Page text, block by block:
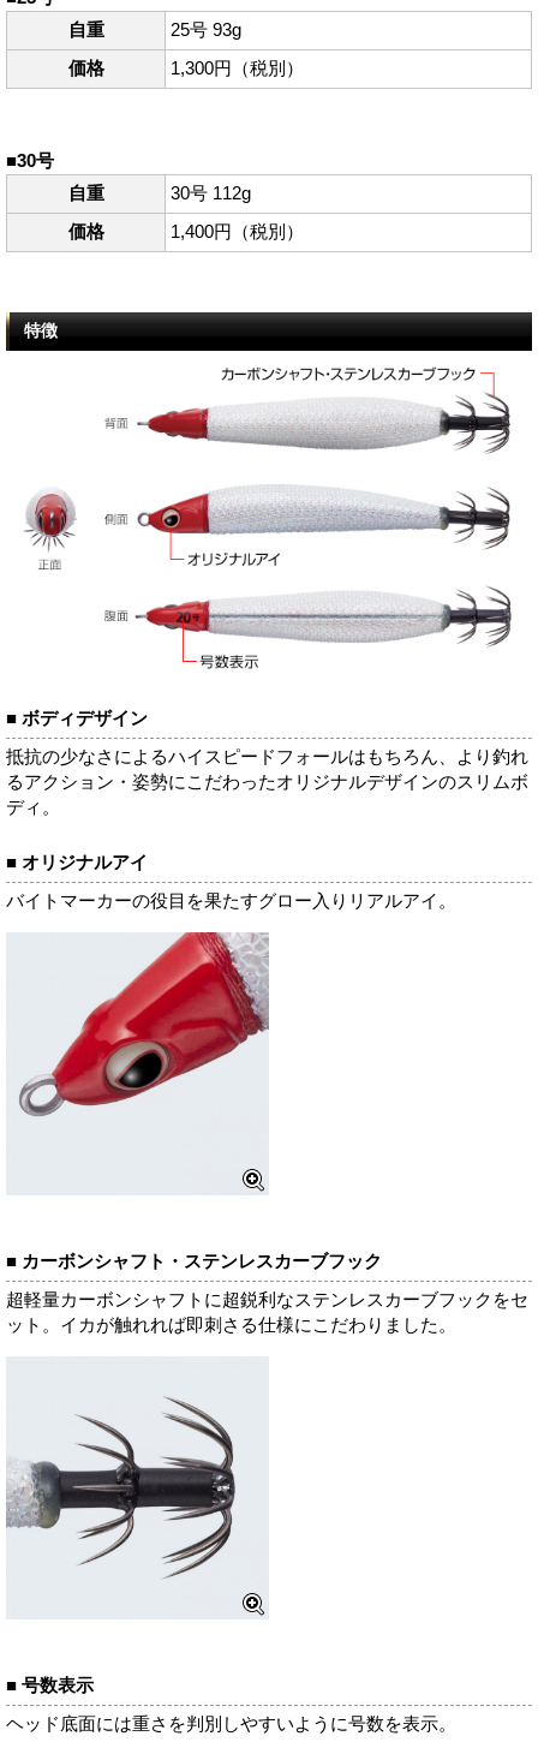
自重
25号 93g
価格
1,300円（税別）
■30号
自重
30号 112g
価格
1,400円（税別）
特徴
■ ボディデザイン
抵抗の少なさによるハイスピードフォールはもちろん、より釣れ
るアクション・姿勢にこだわったオリジナルデザインのスリムボ
ディ。
■ オリジナルアイ
バイトマーカーの役目を果たすグロー入りリアルアイ。
■ カーボンシャフト・ステンレスカーブフック
超軽量カーボンシャフトに超鋭利なステンレスカーブフックをセ
ット。イカが触れれば即刺さる仕様にこだわりました。
■ 号数表示
ヘッド底面には重さを判別しやすいように号数を表示。